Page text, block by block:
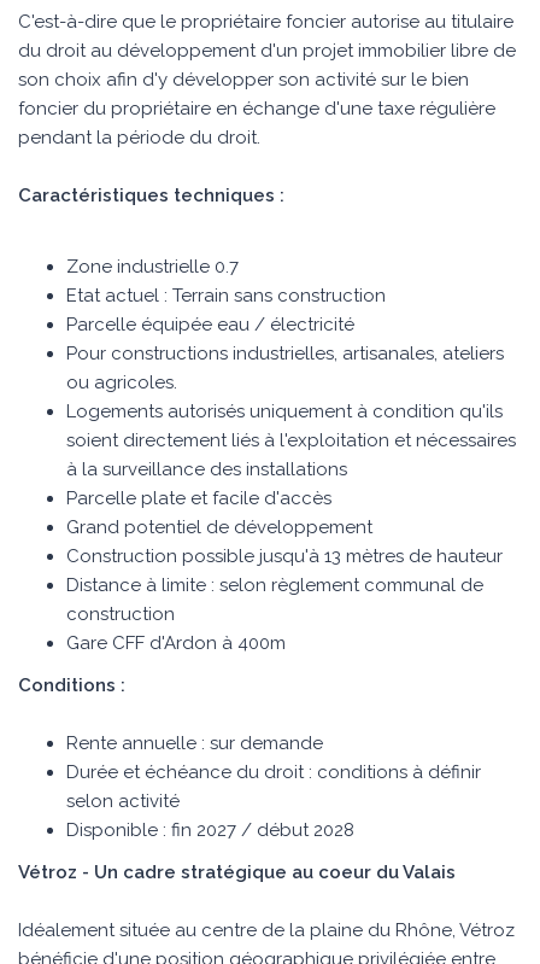
C'est-à-dire que le propriétaire foncier autorise au titulaire
du droit au développement d'un projet immobilier libre de
son choix afin d'y développer son activité sur le bien
foncier du propriétaire en échange d'une taxe régulière
pendant la période du droit.
Caractéristiques techniques :
Zone industrielle 0.7
Etat actuel : Terrain sans construction
Parcelle équipée eau / électricité
Pour constructions industrielles, artisanales, ateliers
ou agricoles.
Logements autorisés uniquement à condition qu'ils
soient directement liés à l'exploitation et nécessaires
à la surveillance des installations
Parcelle plate et facile d'accès
Grand potentiel de développement
Construction possible jusqu'à 13 mètres de hauteur
Distance à limite : selon règlement communal de
construction
Gare CFF d'Ardon à 400m
Conditions :
Rente annuelle : sur demande
Durée et échéance du droit : conditions à définir
selon activité
Disponible : fin 2027 / début 2028
Vétroz - Un cadre stratégique au coeur du Valais
Idéalement située au centre de la plaine du Rhône, Vétroz
bénéficie d'une position géographique privilégiée entre